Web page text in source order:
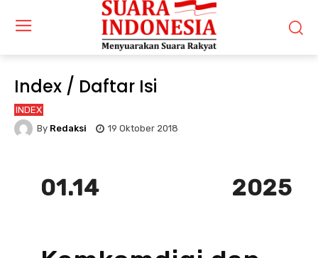
Index / Daftar Isi
INDEX
By Redaksi 19 Oktober 2018
01.14 2025